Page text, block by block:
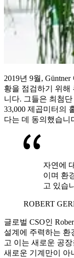
2019년 9월,
황을 점검하기 위해
니다. 그들은 최첨
33,000 제곱미터의
다는 데 동의했습니
자연에
이며 환
고 있습
ROBERT
글로벌 CSO인
설계에 주력하는 환
고 이는 새로운 공
새로운 기계만이 아